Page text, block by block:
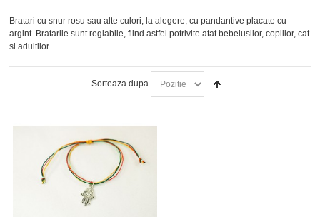
BRATARI SNUR SI PANDANTIV PLACAT CU AUR
BRATARI SNUR SI PANDANTIV DIN ARGINT
NOUTATI 2024 Hot!
Bratari cu snur rosu sau alte culori, la alegere, cu pandantive placate cu
argint. Bratarile sunt reglabile, fiind astfel potrivite atat bebelusilor, copiilor, cat
si adultilor.
Sorteaza dupa